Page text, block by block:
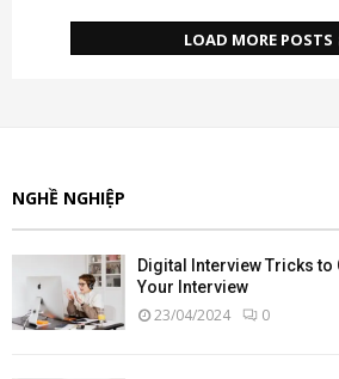
LOAD MORE POSTS
NGHỀ NGHIỆP
Digital Interview Tricks to
Your Interview
23/04/2024 0